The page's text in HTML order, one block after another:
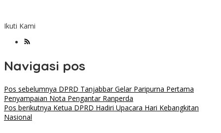
Ikuti Kami
Navigasi pos
Pos sebelumnya DPRD Tanjabbar Gelar Paripurna Pertama
Penyampaian Nota Pengantar Ranperda
Pos berikutnya Ketua DPRD Hadiri Upacara Hari Kebangkitan
Nasional